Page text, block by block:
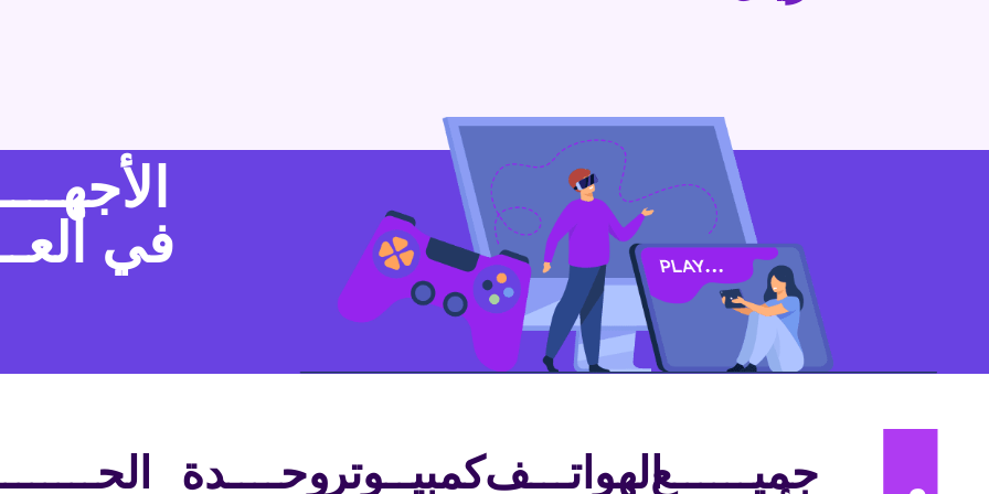
في
جميــــــعالهواتـــفكمبيــوتروحــــدة